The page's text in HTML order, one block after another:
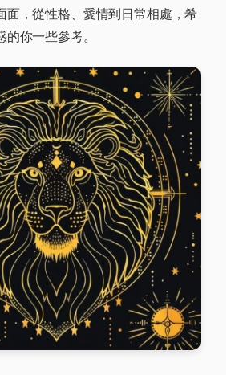
面，從性格、愛情到日常相處，希
你一些參考。